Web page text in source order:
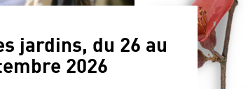
jardins, du 26 au
2026